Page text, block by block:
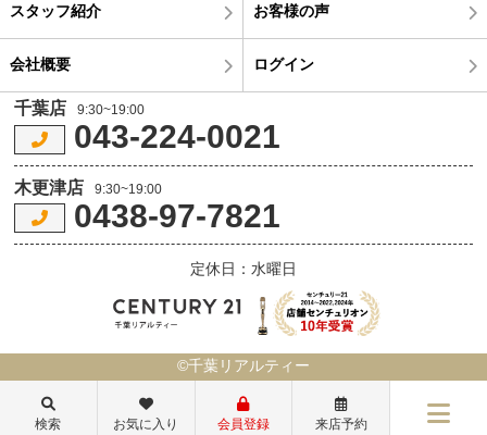
スタッフ紹介 お客様の声
会社概要 ログイン
千葉店 9:30~19:00
043-224-0021
木更津店 9:30~19:00
0438-97-7821
定休日：水曜日
©千葉リアルティー
検索 お気に入り 会員登録 来店予約